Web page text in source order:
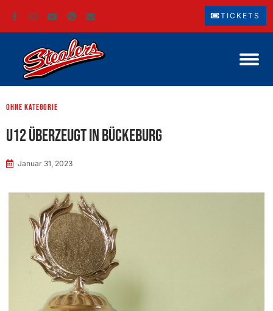
TICKETS
ohne Kategorie
U12 überzeugt in Bückeburg
Januar 31, 2023